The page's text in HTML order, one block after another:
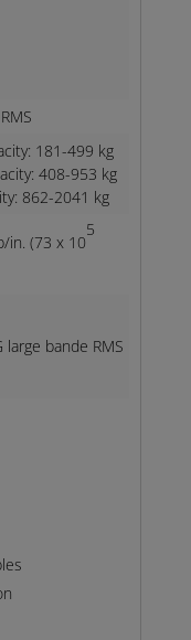
181-499 kg
408-953 kg
862-2041 kg
in. (73 x 10
5
large bande RMS